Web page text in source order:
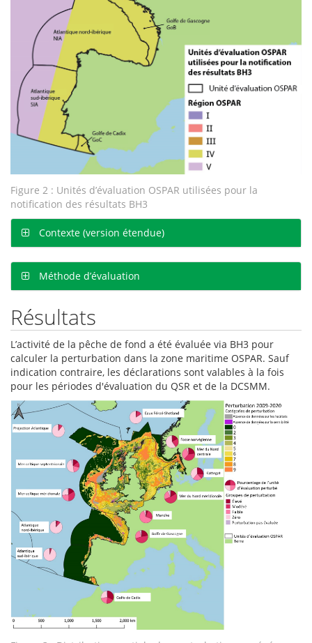
Figure 2 : Unités d’évaluation OSPAR utilisées pour la
notification des résultats BH3
Contexte (version étendue)
Méthode d’évaluation
Résultats
L’activité de la pêche de fond a été évaluée via BH3 pour
calculer la perturbation dans la zone maritime OSPAR. Sauf
indication contraire, les déclarations sont valables à la fois
pour les périodes d'évaluation du QSR et de la DCSMM.